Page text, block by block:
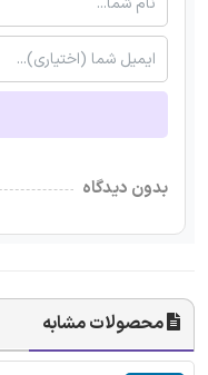
بدون دیدگاه
محصولات مشابه